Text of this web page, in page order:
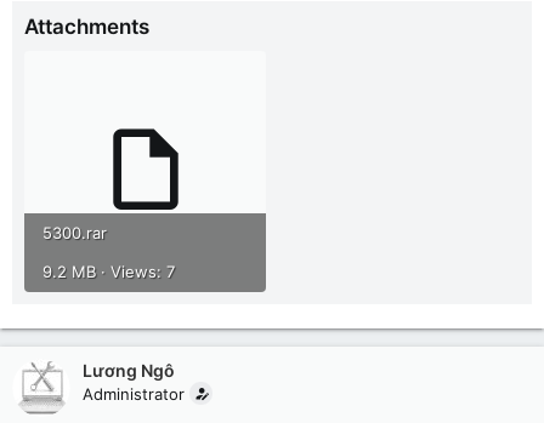
Attachments
5300.rar
9.2 MB · Views: 7
Lương Ngô
Administrator